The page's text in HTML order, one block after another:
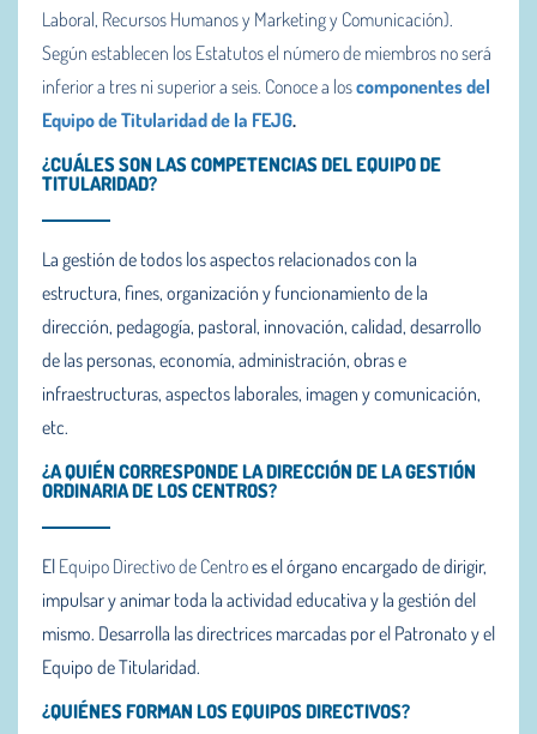
Laboral, Recursos Humanos y Marketing y Comunicación).
Según establecen los Estatutos el número de miembros no será
inferior a tres ni superior a seis. Conoce a loscomponentes del
Equipo de Titularidad de la FEJG.
¿CUÁLES SON LAS COMPETENCIAS DEL EQUIPO DE
TITULARIDAD?
La gestión de todos los aspectos relacionados con la
estructura, fines, organización y funcionamiento de la
dirección, pedagogía, pastoral, innovación, calidad, desarrollo
de las personas, economía, administración, obras e
infraestructuras, aspectos laborales, imagen y comunicación,
etc.
¿A QUIÉN CORRESPONDE LA DIRECCIÓN DE LA GESTIÓN
ORDINARIA DE LOS CENTROS?
El Equipo Directivo de Centroes el órgano encargado de dirigir,
impulsar y animar toda la actividad educativa y la gestión del
mismo. Desarrolla las directrices marcadas por el Patronato y el
Equipo de Titularidad.
¿QUIÉNES FORMAN LOS EQUIPOS DIRECTIVOS?